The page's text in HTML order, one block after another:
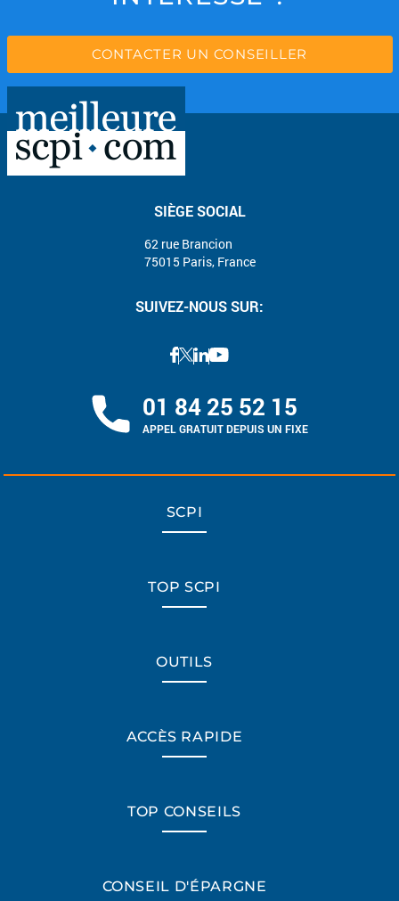
CONTACTER UN CONSEILLER
SIÈGE SOCIAL
62 rue Brancion
75015 Paris, France
SUIVEZ-NOUS SUR:
01 84 25 52 15
APPEL GRATUIT DEPUIS UN FIXE
SCPI
TOP SCPI
OUTILS
ACCÈS RAPIDE
TOP CONSEILS
CONSEIL D'ÉPARGNE